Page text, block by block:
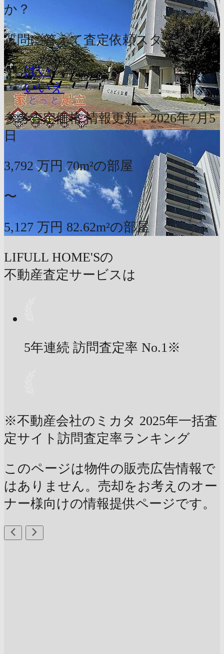
か？
質問に答えて査定依頼スタート
はい
いいえ
参考査定価格 情報更新：2026年7月5
日
3,792 万円 70m²の部屋
〜
5,127 万円 82.62m²の部屋
LIFULL HOME'Sの
不動産査定サービスは
5年連続 訪問査定率 No.1※
※不動産会社のミカタ 2025年一括査
定サイト訪問査定率ランキング
このページは物件の販売広告情報で
はありません。売却をお考えのオー
ナー様向けの情報提供ページです。